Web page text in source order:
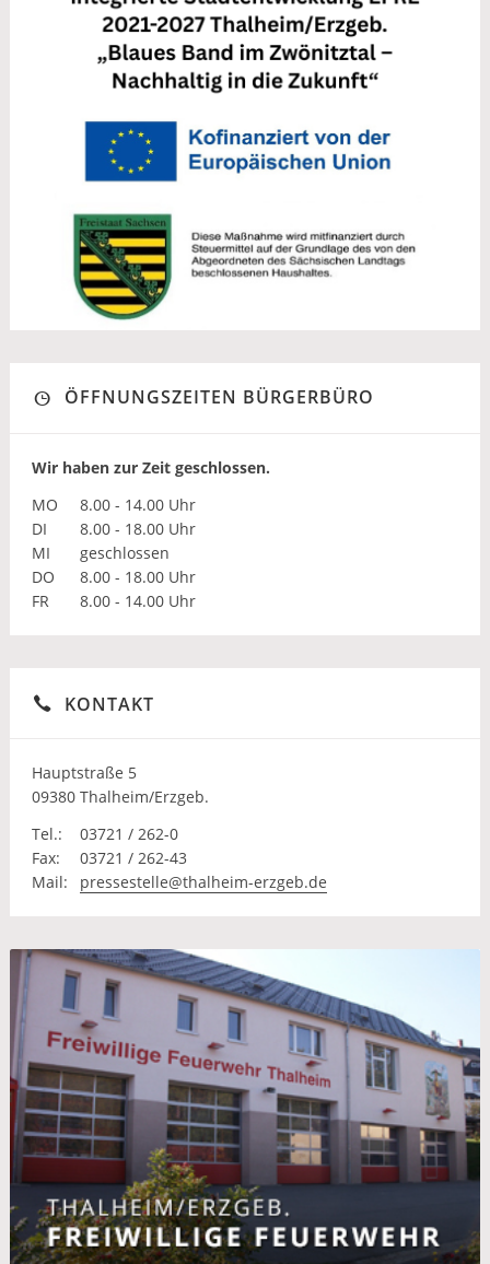
ÖFFNUNGSZEITEN BÜRGERBÜRO
Wir haben zur Zeit geschlossen.
MO
8.00 - 14.00 Uhr
DI
8.00 - 18.00 Uhr
MI
geschlossen
DO
8.00 - 18.00 Uhr
FR
8.00 - 14.00 Uhr
KONTAKT
Hauptstraße 5
09380 Thalheim/Erzgeb.
Tel.:
03721 / 262-0
Fax:
03721 / 262-43
Mail:
pressestelle@thalheim-erzgeb.de